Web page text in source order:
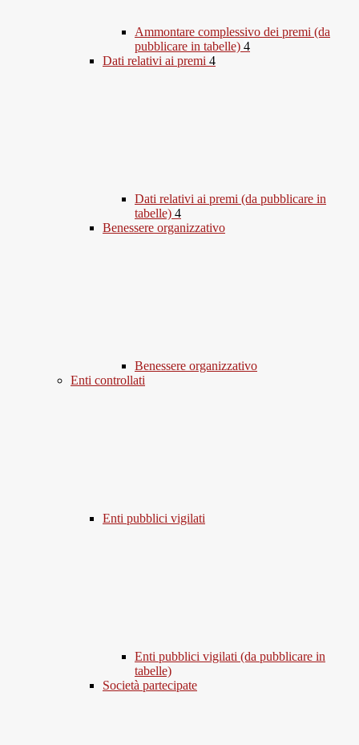
Ammontare complessivo dei premi (da
pubblicare in tabelle) 4
Dati relativi ai premi 4
Dati relativi ai premi (da pubblicare in
tabelle) 4
Benessere organizzativo
Benessere organizzativo
Enti controllati
Enti pubblici vigilati
Enti pubblici vigilati (da pubblicare in
tabelle)
Società partecipate